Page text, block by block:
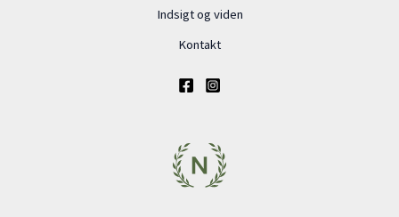
Indsigt og viden
Kontakt